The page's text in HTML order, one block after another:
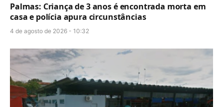
Palmas: Criança de 3 anos é encontrada morta em
casa e polícia apura circunstâncias
4 de agosto de 2026 - 10:32